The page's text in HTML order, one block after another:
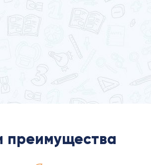
преимущества